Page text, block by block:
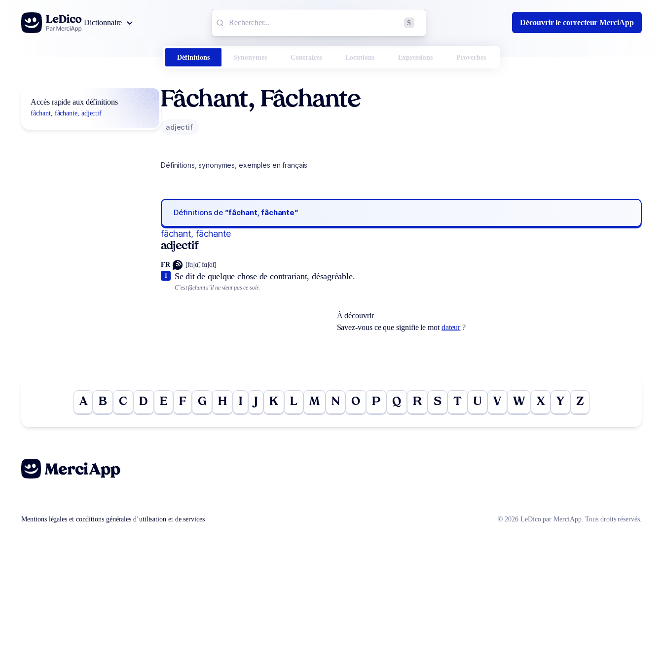
Aller au contenu
Dictionnaire
S Découvrir le correcteur MerciApp
Définitions Synonymes Contraires Locutions Expressions Proverbes
Accès rapide aux définitions
fâchant, fâchante, adjectif
Fâchant, Fâchante
adjectif
Définitions, synonymes, exemples en français
Définitions de “fâchant, fâchante“
fâchant, fâchante
adjectif
FR [fɑʃɑ̃, fɑʃɑ̃t]
Se dit de quelque chose de contrariant, désagréable.
1
C’est fâchant s’il ne vient pas ce soir.
À découvrir
Savez-vous ce que signifie le mot dateur?
A B C D E F G H I J K L M N O P Q R S T U V W X Y Z
Mentions légales et conditions générales d’utilisation et de services © 2026 LeDico par MerciApp. Tous droits réservés.